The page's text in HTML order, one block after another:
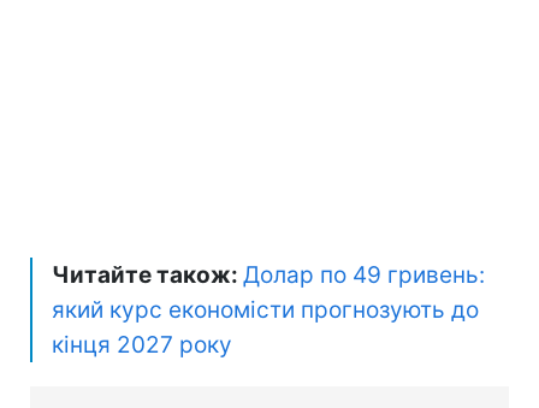
Читайте також: Долар по 49 гривень:
який курс економісти прогнозують до
кінця 2027 року